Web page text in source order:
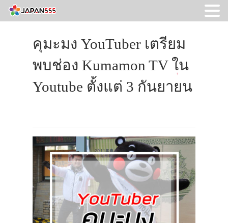
คุมะมง YouTuber เตรียม
พบช่อง Kumamon TV ใน
Youtube ตั้งแต่ 3 กันยายน